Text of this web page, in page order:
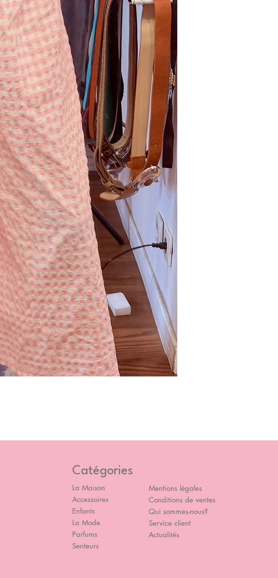
Catégories
La Maison
Accessoires
Enfants
La Mode
Parfums
Senteurs
Mentions légales
Conditions de ventes
Qui sommes-nous?
Service client
Actualités